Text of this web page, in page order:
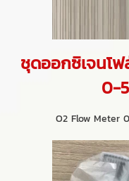
ชุดออกซิเจนโฟ
0-
O2 Flow Meter